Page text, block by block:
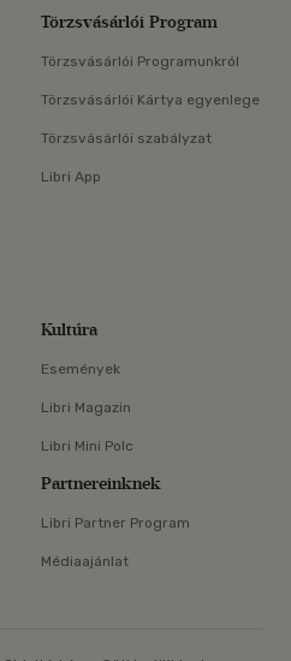
Törzsvásárlói Program
Törzsvásárlói Programunkról
Törzsvásárlói Kártya egyenlege
Törzsvásárlói szabályzat
Libri App
Kultúra
Események
Libri Magazin
Libri Mini Polc
Partnereinknek
Libri Partner Program
Médiaajánlat